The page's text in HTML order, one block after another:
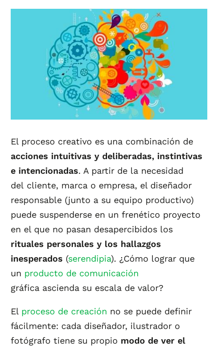
El proceso creativo es una combinación de
acciones intuitivas y deliberadas, instintivas
e intencionadas. A partir de la necesidad
del cliente, marca o empresa, el diseñador
responsable (junto a su equipo productivo)
puede suspenderse en un frenético proyecto
en el que no pasan desapercibidos los
rituales personales y los hallazgos
inesperados (serendipia). ¿Cómo lograr que
un producto de comunicación
gráfica ascienda su escala de valor?
El proceso de creación no se puede definir
fácilmente: cada diseñador, ilustrador o
fotógrafo tiene su propio modo de ver el